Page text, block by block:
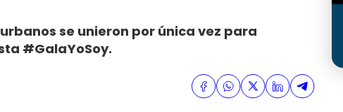
se unieron por única vez para
#GalaYoSoy.